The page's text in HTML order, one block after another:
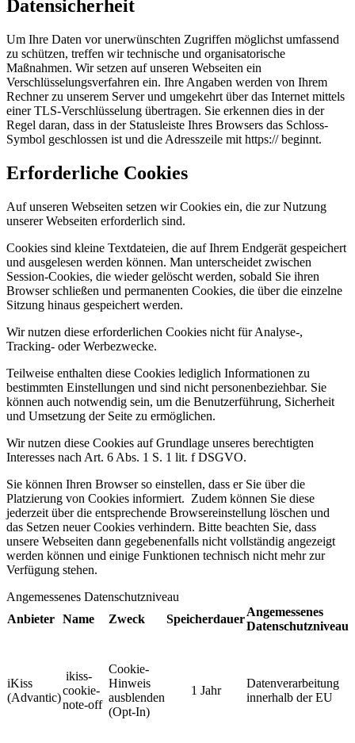
Datensicherheit
Um Ihre Daten vor unerwünschten Zugriffen möglichst umfassend
zu schützen, treffen wir technische und organisatorische
Maßnahmen. Wir setzen auf unseren Webseiten ein
Verschlüsselungsverfahren ein. Ihre Angaben werden von Ihrem
Rechner zu unserem Server und umgekehrt über das Internet mittels
einer TLS-Verschlüsselung übertragen. Sie erkennen dies in der
Regel daran, dass in der Statusleiste Ihres Browsers das Schloss-
Symbol geschlossen ist und die Adresszeile mit https:// beginnt.
Erforderliche Cookies
Auf unseren Webseiten setzen wir Cookies ein, die zur Nutzung
unserer Webseiten erforderlich sind.
Cookies sind kleine Textdateien, die auf Ihrem Endgerät gespeichert
und ausgelesen werden können. Man unterscheidet zwischen
Session-Cookies, die wieder gelöscht werden, sobald Sie ihren
Browser schließen und permanenten Cookies, die über die einzelne
Sitzung hinaus gespeichert werden.
Wir nutzen diese erforderlichen Cookies nicht für Analyse-,
Tracking- oder Werbezwecke.
Teilweise enthalten diese Cookies lediglich Informationen zu
bestimmten Einstellungen und sind nicht personenbeziehbar. Sie
können auch notwendig sein, um die Benutzerführung, Sicherheit
und Umsetzung der Seite zu ermöglichen.
Wir nutzen diese Cookies auf Grundlage unseres berechtigten
Interesses nach Art. 6 Abs. 1 S. 1 lit. f DSGVO.
Sie können Ihren Browser so einstellen, dass er Sie über die
Platzierung von Cookies informiert. Zudem können Sie diese
jederzeit über die entsprechende Browsereinstellung löschen und
das Setzen neuer Cookies verhindern. Bitte beachten Sie, dass
unsere Webseiten dann gegebenenfalls nicht vollständig angezeigt
werden können und einige Funktionen technisch nicht mehr zur
Verfügung stehen.
Angemessenes Datenschutzniveau
Anbieter Name Zweck Speicherdauer
Angemessenes
Datenschutzniveau
iKiss
(Advantic)
ikiss-
cookie-
note-off
Cookie-
Hinweis
ausblenden
(Opt-In)
1 Jahr
Datenverarbeitung
innerhalb der EU